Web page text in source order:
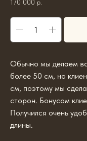
170 000 р.
Обычно мы делаем
более 50 см, но
см, поэтому мы
сторон. Бонусом
Получился очень
длины.